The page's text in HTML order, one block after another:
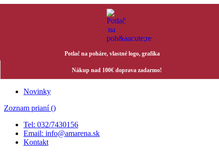
Potlač na poháre, vlastné logo, grafika
Nákup nad 100€ doprava zadarmo!
Novinky
Zoznam prianí ()
Tel: 032/7430156
Email: info@amarena.sk
Kontakt